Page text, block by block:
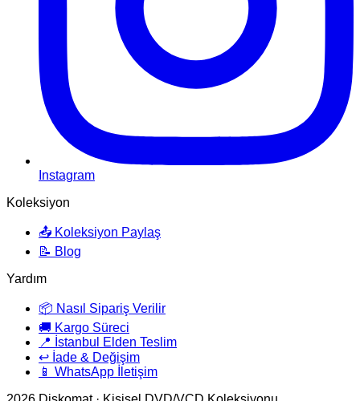
Instagram
Koleksiyon
📤 Koleksiyon Paylaş
📝 Blog
Yardım
📦 Nasıl Sipariş Verilir
🚚 Kargo Süreci
📍 İstanbul Elden Teslim
↩️ İade & Değişim
📱 WhatsApp İletişim